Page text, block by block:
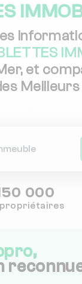
et
Meilleurs
000